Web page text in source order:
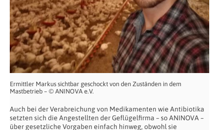
Ermittler Markus sichtbar geschockt von den Zuständen in dem
Mastbetrieb – © ANINOVA e.V.
Auch bei der Verabreichung von Medikamenten wie Antibiotika
setzten sich die Angestellten der Geflügelfirma – so ANINOVA –
über gesetzliche Vorgaben einfach hinweg, obwohl sie